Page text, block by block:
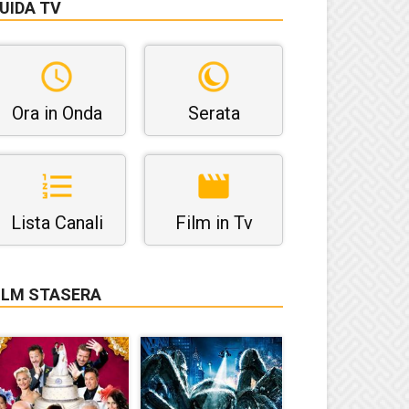
TV
Ora in Onda Serata
Lista Canali Film in Tv
STASERA